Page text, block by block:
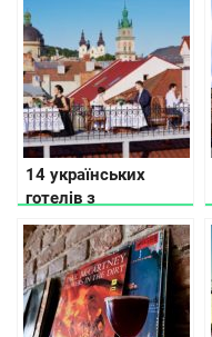
жизнь
14 українських
готелів з
дивовижним
минулим